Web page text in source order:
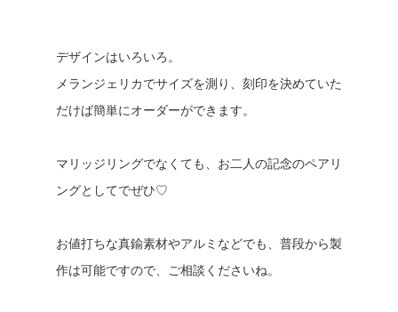
デザインはいろいろ。
メランジェリカでサイズを測り、刻印を決めていた
だけば簡単にオーダーができます。
マリッジリングでなくても、お二人の記念のペアリ
ングとしてでぜひ♡
お値打ちな真鍮素材やアルミなどでも、普段から製
作は可能ですので、ご相談くださいね。